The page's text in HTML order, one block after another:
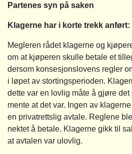
Partenes syn på saken
Klagerne har i korte trekk anført:
Megleren rådet klagerne og
om at kjøperen skulle betale et
dersom konsesjonslovens regler
i løpet av stortingsperioden.
dette var en lovlig måte å gjøre det
mente at det var. Ingen av
en privatrettslig avtale. Reglene
nektet å betale. Klagerne gikk til
at avtalen var ulovlig.